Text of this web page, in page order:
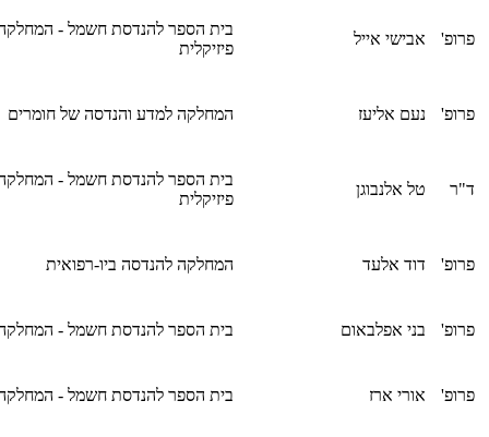
פרופ' אבישי אייל
בית הספר להנדסת חשמל -
פיזיקלית
פרופ' נעם אליעז המחלקה למדע והנדסה של חומרים
ד"ר טל אלנבוגן
בית הספר להנדסת חשמל -
פיזיקלית
פרופ' דוד אלעד המחלקה להנדסה ביו-רפואית
פרופ' בני אפלבאום בית הספר להנדסת חשמל -
פרופ' אורי ארז בית הספר להנדסת חשמל -